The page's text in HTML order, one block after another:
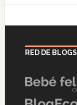
RED DE BLOGS